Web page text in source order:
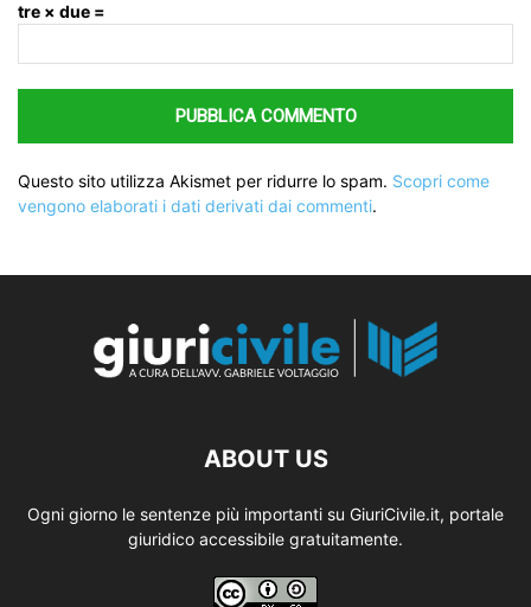
tre × due =
Questo sito utilizza Akismet per ridurre lo spam. Scopri come
vengono elaborati i dati derivati dai commenti.
ABOUT US
Ogni giorno le sentenze più importanti su GiuriCivile.it, portale
giuridico accessibile gratuitamente.